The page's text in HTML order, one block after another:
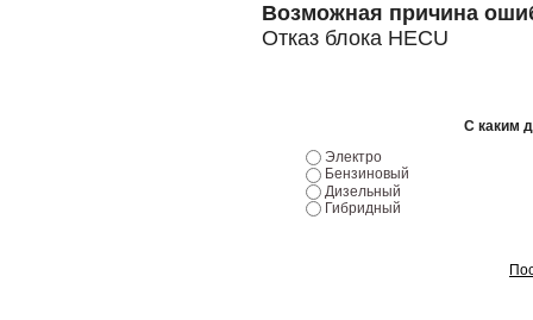
Возможная причина
Отказ блока HECU
С каким
Электро
Бензиновый
Дизельный
Гибридный